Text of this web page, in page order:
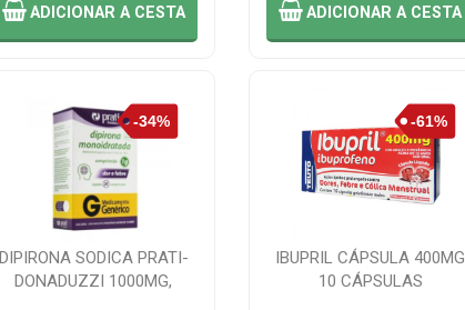
ADICIONAR A CESTA ADICIONARA CESTA
DIPIRONA SODICA PRATI-
DONADUZZI 1000MG,
IBUPRIL CÁPSULA 400MG
10 CÁPSULAS